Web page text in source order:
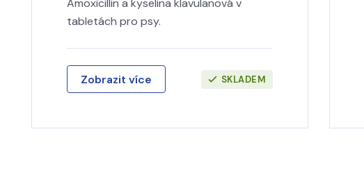
Amoxicillin a kyselina klavulanová v
tabletách pro psy.
Zobrazit více SKLADEM